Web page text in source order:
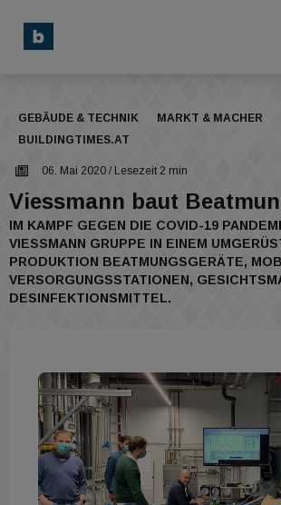
GEBÄUDE & TECHNIK
MARKT & MACHER
BUILDINGTIMES.AT
06. Mai 2020 / Lesezeit 2 min
Viessmann baut
IM KAMPF GEGEN DIE COVID-19
VIESSMANN GRUPPE IN EINEM
PRODUKTION BEATMUNGSGERÄTE,
VERSORGUNGSSTATIONEN,
DESINFEKTIONSMITTEL.